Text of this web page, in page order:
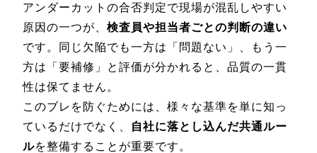
アンダーカットの合否判定で現場が混乱しやすい
原因の一つが、 検査員や担当者ごとの判断の違い
です。同じ欠陥でも一方は「問題ない」、もう一
方は「要補修」と評価が分かれると、品質の一貫
性は保てません。
このブレを防ぐためには、様々な基準を単に知っ
ているだけでなく、
自社に落とし込んだ共通ルー
ルを整備することが重要です。